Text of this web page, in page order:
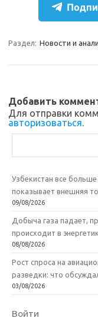
s
i
k
b
k
р
и
т
Раздел: Новости и
Добавить
Для отправки
авторизоваться.
Узбекистан все
показывает внешняя
09/08/2026
Добыча газа падает,
происходит в
08/08/2026
Рост спроса на
разведки: что
03/08/2026
Войти